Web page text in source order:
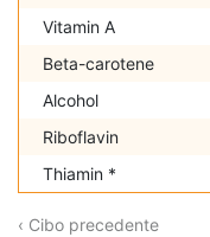
Vitamin A
Beta-carotene
Alcohol
Riboflavin
Thiamin *
‹ Cibo precedente